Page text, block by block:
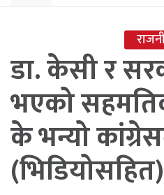
डा. केसी र
भएको
के भन्यो
(भिडियोसहित)